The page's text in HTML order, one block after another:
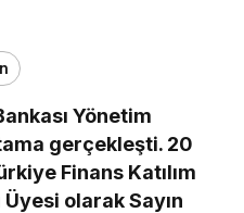
Yönetim
gerçekleşti. 20
Finans Katılım
olarak Sayın